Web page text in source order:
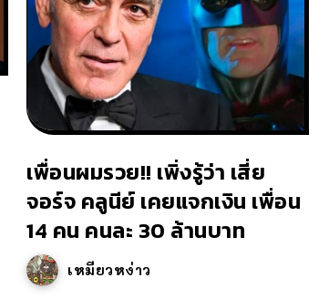
เพื่อนผมรวย!! เพิ่งรู้ว่า เสี่ย
จอร์จ คลูนีย์ เคยแจกเงิน เพื่อน
14 คน คนละ 30 ล้านบาท
เหมียวหง่าว